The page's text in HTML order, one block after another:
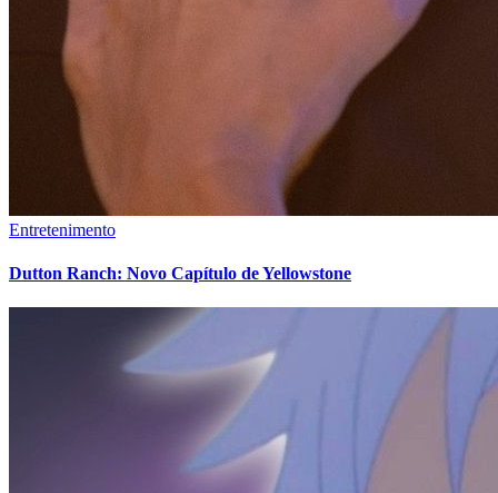
Entretenimento
Dutton Ranch: Novo Capítulo de Yellowstone